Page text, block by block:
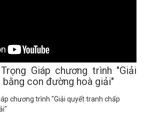
Giáp chương trình "Giải
con đường hoà giải"
chương trình "Giải quyết tranh chấp